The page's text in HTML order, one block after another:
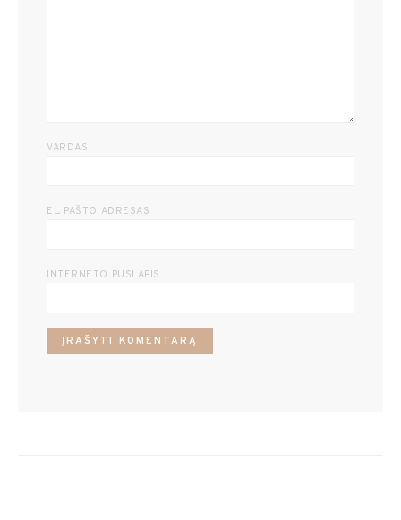
VARDAS
EL. PAŠTO ADRESAS
INTERNETO PUSLAPIS